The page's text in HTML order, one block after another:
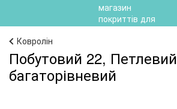
Ковролін
Побутовий 22, Петлевий
багаторівневий